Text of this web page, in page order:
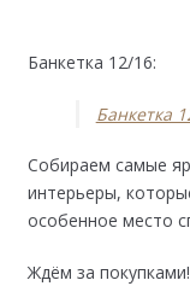
Банкетка 12/16:
Банкетка
Собираем самые
интерьеры,
особенное место
Ждём за покупками!